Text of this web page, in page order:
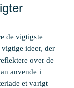
de vigtigste
ideer, der
over de
anvende i
et varigt